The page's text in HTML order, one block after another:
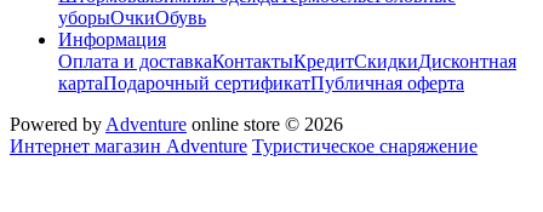
уборыОчкиОбувь
Информация
Оплата и доставкаКонтактыКредитСкидкиДисконтная
картаПодарочный сертификатПубличная оферта
Powered by Adventure online store © 2026
Интернет магазин Adventure Туристическое снаряжение